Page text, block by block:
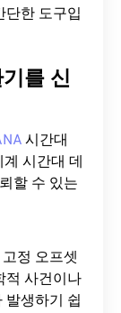
단한 도구입
를 신
시간대
시간대 데
할 수 있는
정 오프셋
적 사건이나
발생하기 쉽